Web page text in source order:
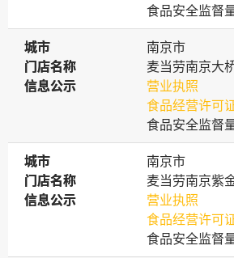
食品安全监督
城市
城市
南京市
门店名称
门店名称
麦当劳南京大
信息公示
信息公示
营业执照
食品经营许可
食品安全监督
城市
城市
南京市
门店名称
门店名称
麦当劳南京紫
信息公示
信息公示
营业执照
食品经营许可
食品安全监督